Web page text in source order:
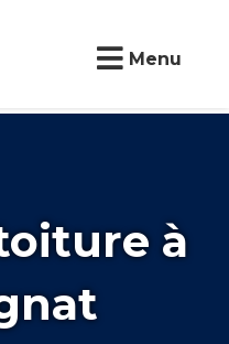
Menu
à